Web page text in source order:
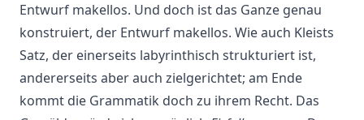
Entwurf makellos. Und doch ist das Ganze genau
konstruiert, der Entwurf makellos. Wie auch Kleists
Satz, der einerseits labyrinthisch strukturiert ist,
andererseits aber auch zielgerichtet; am Ende
kommt die Grammatik doch zu ihrem Recht. Das